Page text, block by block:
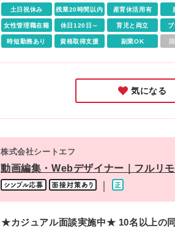
クも可能（プロジェクトにより異
内開発サービスあり ＃スマホアプ
ラスαの技術を身につけて、マル
居を伴う転勤なし ★受動喫煙対策
（プロジェクトによる） ★駐車場
ジェクトによる）
土日祝休み 残業20時間以内 産育休活用有
女性管理職在籍 休日120日～ 育児と両立
時短勤務あり 資格取得支援 副業OK
気になる
株式会社シートエフ
動画編集・Webデザイナー｜フルリ
★カジュアル⾯談実施中★ 10名以上の